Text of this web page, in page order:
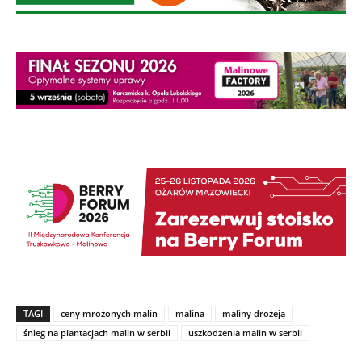
TAGI ceny mrożonych malin malina
maliny drożeją
śnieg na plantacjach malin w serbii
uszkodzenia malin w serbii